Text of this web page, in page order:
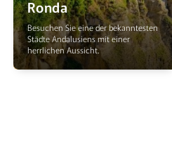
Ronda
Besuchen Sie eine der bekanntesten
Städte Andalusiens mit einer
herrlichen Aussicht.